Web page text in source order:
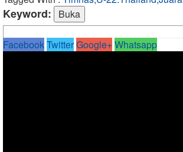
Keyword:
FacebookTwitterGoogle+Whatsapp